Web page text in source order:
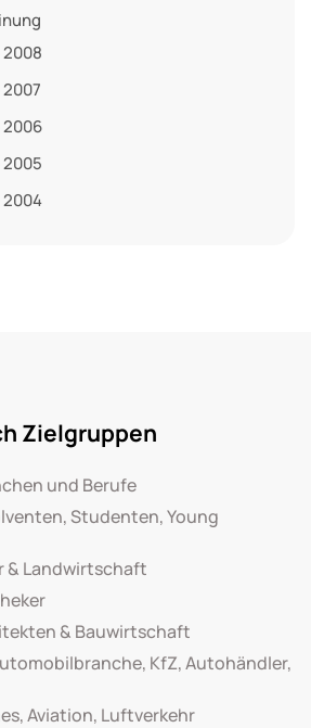
Zielgruppen
und Berufe
Studenten, Young
& Landwirtschaft
& Bauwirtschaft
KfZ, Autohändler,
Aviation, Luftverkehr